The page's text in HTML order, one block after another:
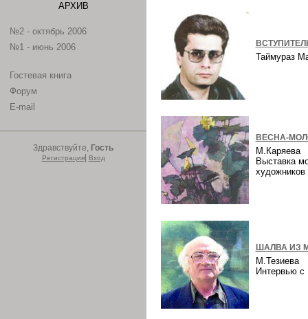
АРХИВ
№2 - октябрь 2006
№1 - июнь 2006
Гостевая книга
Форум
E-mail
Здравствуйте, Гость
Регистрация| Вход
Таймураз
ВЕСНА-
М.Каряева
Выставка
ШАЛВА ИЗ
М.Тезиева
Интервью